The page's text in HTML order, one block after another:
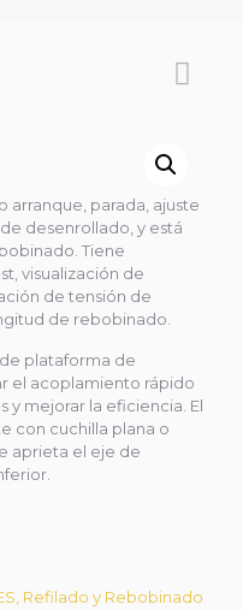
arranque, parada, ajuste
desenrollado, y está
Tiene
visualización de
de tensión de
de rebobinado.
plataforma de
el acoplamiento rápido
y mejorar la eficiencia. El
con cuchilla plana o
aprieta el eje de
Refilado y Rebobinado